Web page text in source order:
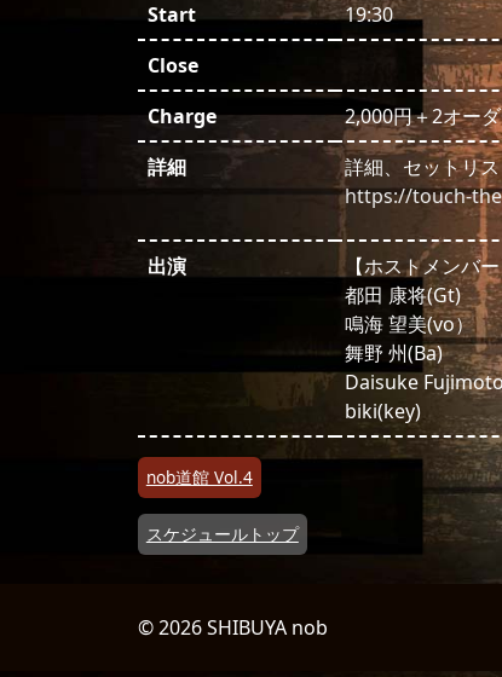
Start
19:30
Close
Charge
2,000円＋2オー
詳細
詳細、セットリ
https://touch-
出演
【ホストメンバ
都田 康将(Gt)
鳴海 望美(vo）
舞野 州(Ba)
Daisuke
biki(key)
投稿ナビゲーション
nob道館 Vol.4
スケジュールトップ
© 2026 SHIBUYA nob